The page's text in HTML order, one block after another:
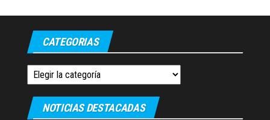
CATEGORIAS
Categorias
NOTICIAS DESTACADAS